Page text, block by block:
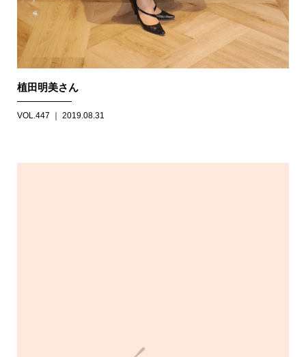
植田明美さん
VOL.447 ｜ 2019.08.31